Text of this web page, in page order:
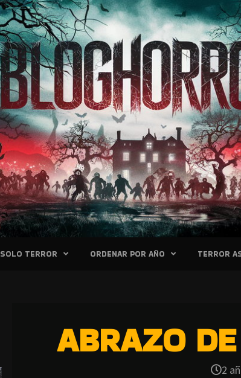
SOLO TERROR ORDENAR POR AÑO TERROR
ABRAZO
2